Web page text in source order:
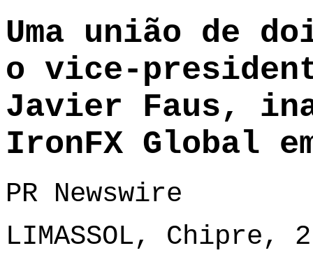
Uma união de
o vice-
Javier Faus,
IronFX Global
PR Newswire
LIMASSOL, Chipre,